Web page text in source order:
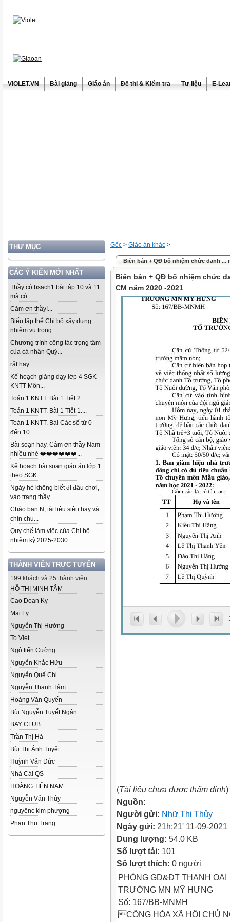
ViOLET.VN Bài giảng Giáo án Đề thi & Kiểm tra Tư liệu E-
THƯ MỤC
CÁC Ý KIẾN MỚI NHẤT
Thầy có bsach1 bài tập 10 và 11
mà có...
Cảm ơn thầy!...
Biểu tập thể Chi bộ xây dựng
nhiệm vụ trọng...
Chương trình công tác trọng tâm
của cá nhân Quý...
rất hay...
Kế hoạch giảng dạy lớp 4 SGK -
KNTT Môn...
Toán 1 KNTT. Bài 1 Tiết 2....
Toán 1 KNTT. Bài 1 Tiết 1....
Toán 1 KNTT. Bài Các số từ 0
đến 10...
Bài soạn hay. Cảm ơn thầy Nam
nhiều nhé ❤️❤️❤️❤️❤️❤️...
Kế hoạch bài soạn giáo án lớp 1
theo SGK...
Ngày hè không biết đi đâu chơi,
vào trang thầy...
Chào bạn N, tài liệu siêu hay và
chỉn chu...
Quy chế làm việc của Chi bộ
nhiệm kỳ 2025-2030...
THÀNH VIÊN TRỰC TUYẾN
199 khách và 25 thành viên
HỒ THỊ MINH TÂM
Cao Doan Ky
Mai Ly
Nguyễn Thị Hường
To Viet
Ngô tiến Cường
Nguyễn Khắc Hữu
Nguyễn Quế Chi
Nguyễn Thanh Tâm
Hoàng Văn Quyến
Bùi Nguyễn Tuyết Ngân
BAY CLUB
Trần Thị Hà
Bùi Thị Ánh Tuyết
Huỳnh Văn Đức
Nhà Cái QS
HOÀNG TIẾN NAM
Nguyễn Văn Thủy
nguyênc kim phượng
Phan Thu Trang
Gốc > Giáo án khác >
Biên bản + QĐ bổ nhiệm chức danh ...
Biên bản + QĐ bổ nhiệm chức
CM năm 2020 -2021
(Tài liệu chưa được thẩm định)
Nguồn:
Người gửi: Nhữ Thị Thủy
Ngày gửi: 21h:21' 11-09-2021
Dung lượng: 54.0 KB
Số lượt tải: 101
Số lượt thích: 0 người
PHÒNG GD&ĐT THANH OAI
TRƯỜNG MN MỸ HƯNG
Số: 167/BB-MNMH
CỘNG HÒA XÃ HỘI CHỦ